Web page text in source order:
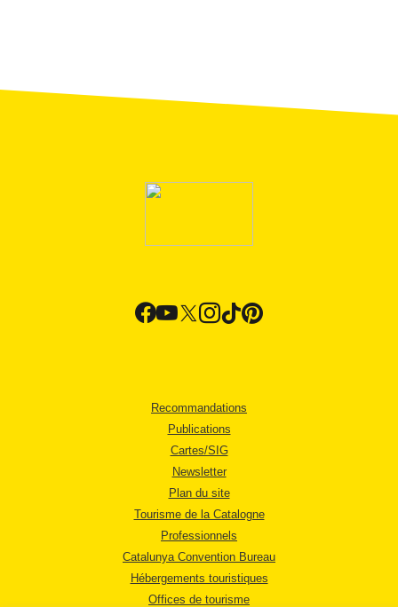
Recommandations
Publications
Cartes/SIG
Newsletter
Plan du site
Tourisme de la Catalogne
Professionnels
Catalunya Convention Bureau
Hébergements touristiques
Offices de tourisme